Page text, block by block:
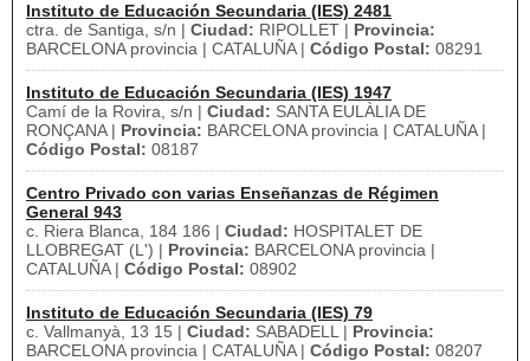
Instituto de Educación Secundaria (IES) 2481
ctra. de Santiga, s/n | Ciudad: RIPOLLET | Provincia:
BARCELONA provincia | CATALUÑA | Código Postal: 08291
Instituto de Educación Secundaria (IES) 1947
Camí de la Rovira, s/n | Ciudad: SANTA EULÀLIA DE
RONÇANA | Provincia: BARCELONA provincia | CATALUÑA |
Código Postal: 08187
Centro Privado con varias Enseñanzas de Régimen
General 943
c. Riera Blanca, 184 186 | Ciudad: HOSPITALET DE
LLOBREGAT (L') | Provincia: BARCELONA provincia |
CATALUÑA | Código Postal: 08902
Instituto de Educación Secundaria (IES) 79
c. Vallmanyà, 13 15 | Ciudad: SABADELL | Provincia:
BARCELONA provincia | CATALUÑA | Código Postal: 08207